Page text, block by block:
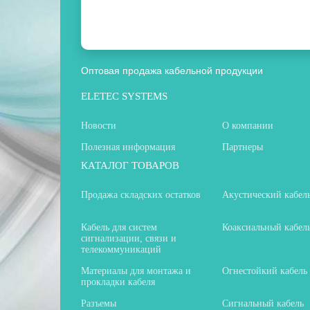
Оптовая продажа кабельной продукции
ELETEC SYSTEMS
Новости О компании
Полезная информация Партнеры
КАТАЛОГ ТОВАРОВ
Продажа складских остатков Акустический
Кабель для систем
сигнализации, связи и
телекоммуникаций
Коаксиальный
Материалы для монтажа и
прокладки кабеля
Огнестойкий кабель
Разъемы Сигнальный кабель